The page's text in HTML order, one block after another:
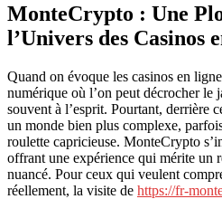
MonteCrypto : Une
l’Univers des Casinos
Quand on évoque les casinos en
numérique où l’on peut décrocher le
souvent à l’esprit. Pourtant, derrière
un monde bien plus complexe,
roulette capricieuse. MonteCrypto
offrant une expérience qui mérite un
nuancé. Pour ceux qui veulent
réellement, la visite de https://fr-